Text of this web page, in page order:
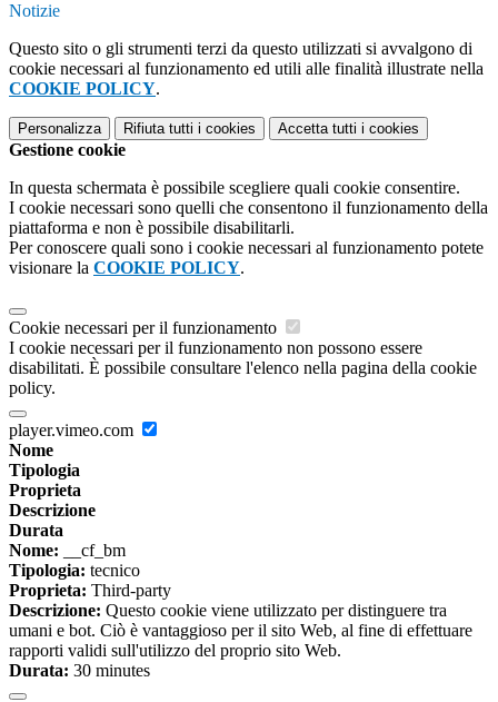
Notizie
Questo sito o gli strumenti terzi da questo utilizzati si avvalgono di
cookie necessari al funzionamento ed utili alle finalità illustrate nella
COOKIE POLICY.
Personalizza Rifiuta tutti i cookies Accetta tutti i cookies
Gestione cookie
In questa schermata è possibile scegliere quali cookie consentire.
I cookie necessari sono quelli che consentono il funzionamento della
piattaforma e non è possibile disabilitarli.
Per conoscere quali sono i cookie necessari al funzionamento potete
visionare la COOKIE POLICY.
Cookie necessari per il funzionamento
I cookie necessari per il funzionamento non possono essere
disabilitati. È possibile consultare l'elenco nella pagina della cookie
policy.
player.vimeo.com
Nome
Tipologia
Proprieta
Descrizione
Durata
Nome: __cf_bm
Tipologia: tecnico
Proprieta: Third-party
Descrizione: Questo cookie viene utilizzato per distinguere tra
umani e bot. Ciò è vantaggioso per il sito Web, al fine di effettuare
rapporti validi sull'utilizzo del proprio sito Web.
Durata: 30 minutes